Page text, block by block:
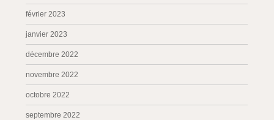
février 2023
janvier 2023
décembre 2022
novembre 2022
octobre 2022
septembre 2022